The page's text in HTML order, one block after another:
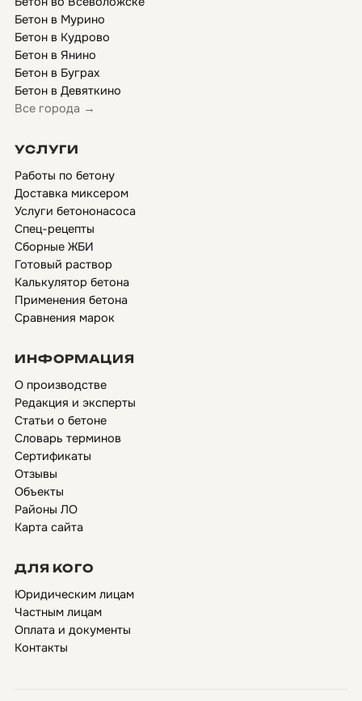
Бетон в Мурино
Бетон в Кудрово
Бетон в Янино
Бетон в Буграх
Бетон в Девяткино
Все города →
УСЛУГИ
Работы по бетону
Доставка миксером
Услуги бетононасоса
Спец-рецепты
Сборные ЖБИ
Готовый раствор
Калькулятор бетона
Применения бетона
Сравнения марок
ИНФОРМАЦИЯ
О производстве
Редакция и эксперты
Статьи о бетоне
Словарь терминов
Сертификаты
Отзывы
Объекты
Районы ЛО
Карта сайта
ДЛЯ КОГО
Юридическим лицам
Частным лицам
Оплата и документы
Контакты